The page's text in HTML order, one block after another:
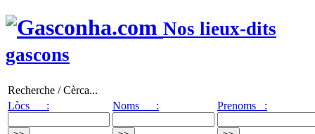
Nos lieux-dits
gascons
Recherche / Cèrca...
Lòcs :
Noms : Prenoms :